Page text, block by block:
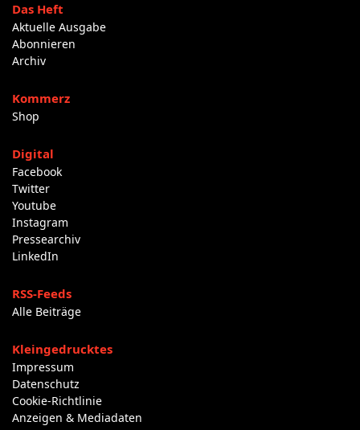
Das Heft
Aktuelle Ausgabe
Abonnieren
Archiv
Kommerz
Shop
Digital
Facebook
Twitter
Youtube
Instagram
Pressearchiv
LinkedIn
RSS-Feeds
Alle Beiträge
Kleingedrucktes
Impressum
Datenschutz
Cookie-Richtlinie
Anzeigen & Mediadaten